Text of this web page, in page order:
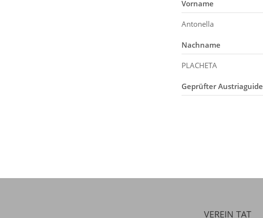
Vorname
Antonella
Nachname
PLACHETA
Geprüfter Austriaguide
VEREIN TAT